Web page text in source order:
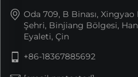
Oda 709, B Binası,
Şehri, Binjiang Bölgesi,
Eyaleti, Çin
+86-18367885692